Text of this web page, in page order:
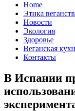
Home
Этика
Новости
Экология
Здоровье
Веганская
Контакты
В Испании